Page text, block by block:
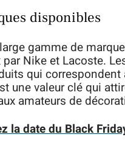
disponibles
gamme de
Nike et Lacoste.
qui
une valeur clé qui
amateurs de
la date du Black